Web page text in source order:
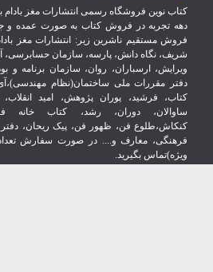
کتاب نوین فروشگاه رسمی انتشارات مغز بادام
دهه تجربه در فروش کتاب به صورت عمده و
فروش مستقیم ناشرین زیر: انتشارات مغز
شریف، نگاه دانش، پارسه، سازمان حسابرسی،
ویرایش، ارسباران، روان، سازمان برنامه و
دفتر مقررات ملی ساختمان(نظام مهندسی)،آی
کتاب، فرشید، پوران پژوهش، امید انقلاب،
ساوالان، دوران، رشد، کتاب خانه
کنکاش،طلوع فن، ظهور فن، پیک ریحان،
فرهنگی، معارف و.... در صورت سفارش
ویژه)تماس بگیرید.